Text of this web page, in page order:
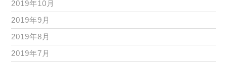
2019年10月
2019年9月
2019年8月
2019年7月